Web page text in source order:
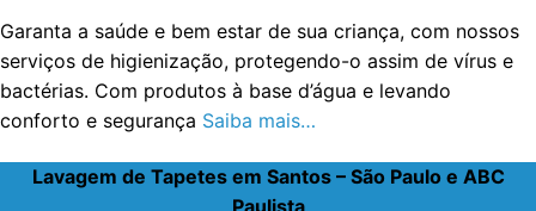
Garanta a saúde e bem estar de sua criança, com nossos
serviços de higienização, protegendo-o assim de vírus e
bactérias. Com produtos à base d’água e levando
conforto e segurança Saiba mais…
Lavagem de Tapetes em Santos – São Paulo e ABC